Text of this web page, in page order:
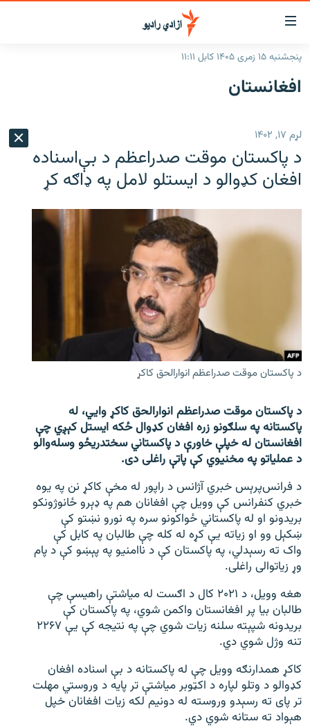
د
لاسرسۍ
وړ
لېنکونه
اصلي
ته
ورتلل
اصلي
مېنو
ورتلل
لټون
پاڼې
کورپاڼه
راپورونه
سیمه
منځنی ختیځ
افغانستان
نړۍ
د خپرونو جدول
مرکې
انځوریزه برخه
ورزش
اړیکه
دري پاڼه
Azadi English
راسره ملګري شئ
د ازادې اروپا/ ازادي راډيو ټولې پاڼې
پنجشنبه ۱۵ زمری ۱۴۰۵ کابل ۱۱:۱۱
افغانستان
لړم ۱۷, ۱۴۰۲
د پاکستان موقت صدراعظم د بې‌اسناده
افغان کډوالو د ایستلو لامل په ډاګه کړ
د پاکستان موقت صدراعظم انوارالحق کاکړ
د پاکستان موقت صدراعظم انوارالحق کاکړ وایي، له
پاکستانه په سلګونو زره افغان کډوال ځکه ایستل کېږي چې
افغانستان له خپلې خاورې د پاکستاني سختدریځو وسله‌والو
د عملیاتو په مخنیوي کې پاتې راغلی دی.
د فرانس‌پرېس خبري آژانس د راپور له مخې کاکړ نن په یوه
خبري کنفرانس کې وویل چې افغانان هم په ډېرو ځانوژونکو
بریدونو او له پاکستاني ځواکونو سره په نورو نښتو کې
ښکېل وو او زیاته یې کړه له کله چې طالبان په کابل کې
واک ته رسېدلي، په پاکستان کې د ناامنیو په پېښو کې د پام
وړ زیاتوالی راغلی.
هغه وویل، د ۲۰۲۱ کال د اګست له میاشتې راهیسې چې
طالبان بیا پر افغانستان واکمن شوي، په پاکستان کې
بریدونه شپېته سلنه زیات شوي چې په نتیجه کې یې ۲۲۶۷
تنه وژل شوي دي.
کاکړ همدارنګه وویل چې له پاکستانه د بې اسناده افغان
کډوالو د وتلو لپاره د اکټوبر میاشتې تر پایه د وروستي مهلت
تر پای ته رسېدو وروسته له دونیم لکه زیات افغانان خپل
هېواد ته ستانه شوي دي.